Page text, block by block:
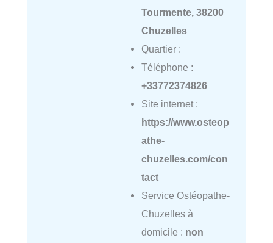
Tourmente, 38200
Chuzelles
Quartier :
Téléphone :
+33772374826
Site internet :
https://www.osteop
athe-
chuzelles.com/con
tact
Service Ostéopathe-
Chuzelles à
domicile : non